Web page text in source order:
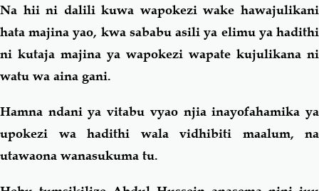
Na hii ni dalili kuwa wapokezi wake hawajulikani
hata majina yao, kwa sababu asili ya elimu ya hadithi
ni kutaja majina ya wapokezi wapate kujulikana ni
watu wa aina gani.
Hamna ndani ya vitabu vyao njia inayofahamika ya
upokezi wa hadithi wala vidhibiti maalum, na
utawaona wanasukuma tu.